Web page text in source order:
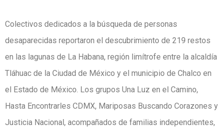
Colectivos dedicados a la búsqueda de personas
desaparecidas reportaron el descubrimiento de 219 restos
en las lagunas de La Habana, región limítrofe entre la alcaldía
Tláhuac de la Ciudad de México y el municipio de Chalco en
el Estado de México. Los grupos Una Luz en el Camino,
Hasta Encontrarles CDMX, Mariposas Buscando Corazones y
Justicia Nacional, acompañados de familias independientes,